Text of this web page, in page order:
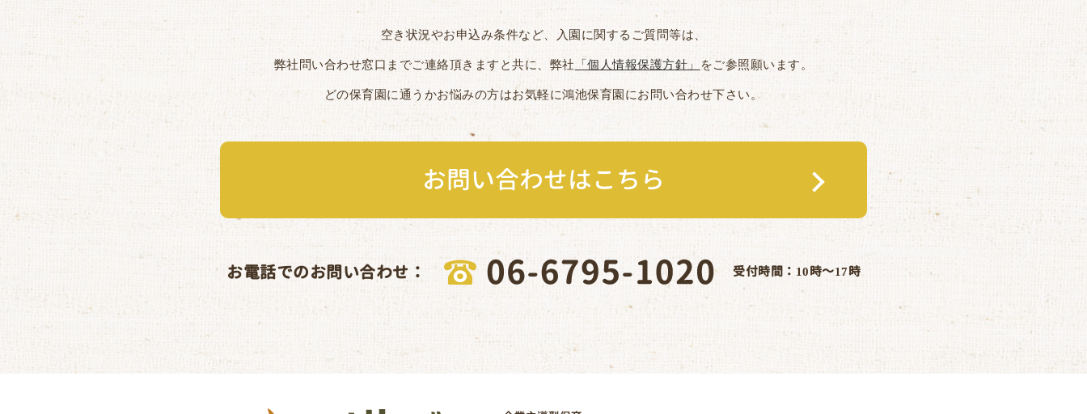
空き状況やお申込み条件など、入園に関するご質問等は、
弊社問い合わせ窓口までご連絡頂きますと共に、弊社 「個人情報保護方針」 をご参照願います。
どの保育園に通うかお悩みの方はお気軽に鴻池保育園にお問い合わせ下さい。
お問い合わせはこちら
お電話でのお問い合わせ： 受付時間：10時～17時